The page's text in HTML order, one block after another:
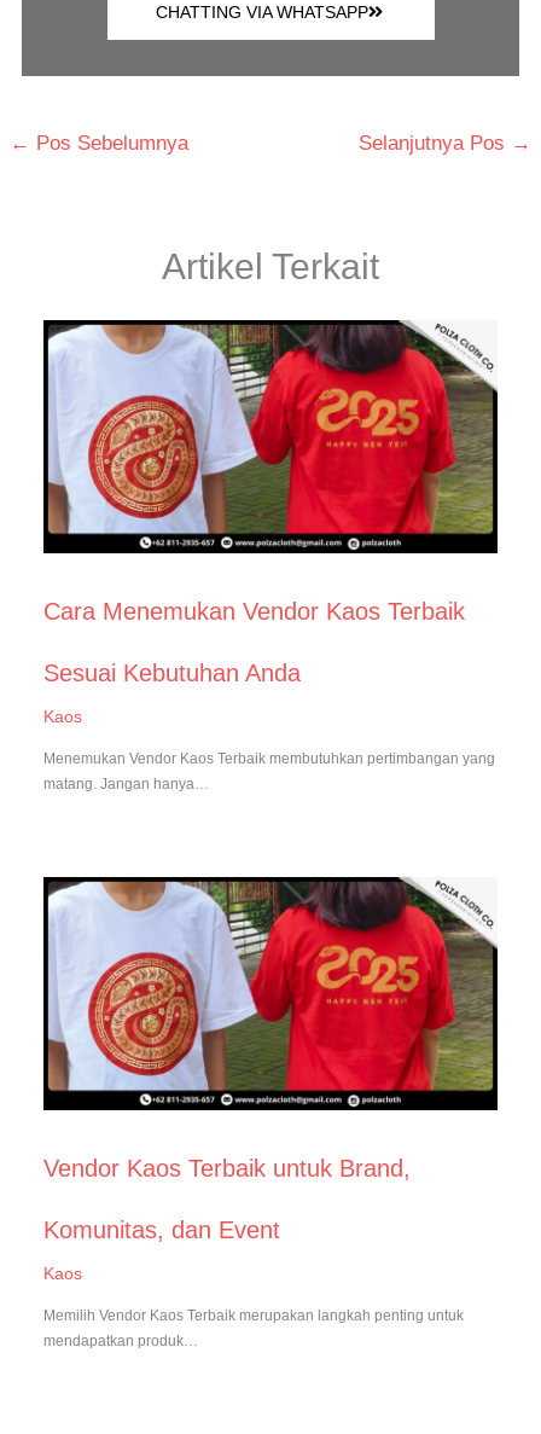
CHATTING VIA WHATSAPP
← Pos Sebelumnya Selanjutnya Pos →
Artikel Terkait
Cara Menemukan Vendor Kaos Terbaik
Sesuai Kebutuhan Anda
Kaos
Menemukan Vendor Kaos Terbaik membutuhkan pertimbangan yang
matang. Jangan hanya…
Vendor Kaos Terbaik untuk Brand,
Komunitas, dan Event
Kaos
Memilih Vendor Kaos Terbaik merupakan langkah penting untuk
mendapatkan produk…